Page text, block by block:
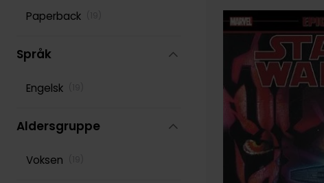
Paperback
Språk
Engelsk
Aldersgruppe
Voksen